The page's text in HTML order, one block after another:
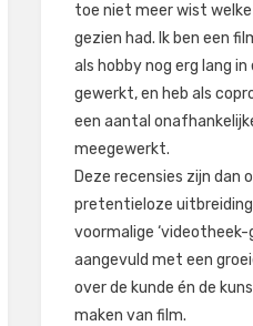
toe niet meer wist
gezien had. Ik ben een
als hobby nog erg lang
gewerkt, en heb als
een aantal
meegewerkt.
Deze recensies zijn dan
pretentieloze
voormalige ‘videotheek-
aangevuld met een
over de kunde én de
maken van film.